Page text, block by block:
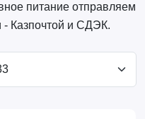
питание отправляем
- Казпочтой и СДЭК.